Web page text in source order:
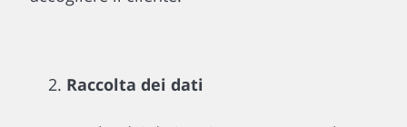
Raccolta dei dati